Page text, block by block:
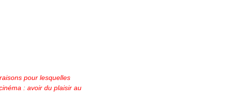
pour lesquelles
: avoir du plaisir au